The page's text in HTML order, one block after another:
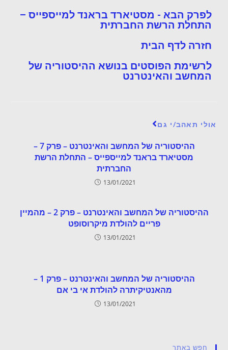
לפרק הבא - מסטיארד בראנד למייספייס –
התחלת הרשת החברתית
חזרה לדף הבית
לרשימת הפוסטים בנושא ההיסטוריה של
המחשב והאינטרנט
אולי תאהב/י גם
ההיסטוריה של המחשב והאינטרנט – פרק 7 –
מסטיארד בראנד למייספייס – התחלת הרשת
החברתית
13/01/2021
ההיסטוריה של המחשב והאינטרנט – פרק 2 – מהמיין
פריים להולדת מיקרוסופט
13/01/2021
ההיסטוריה של המחשב והאינטרנט – פרק 1 –
מהאנטיקיתרה להולדת אי בי אם
13/01/2021
חפש באתר